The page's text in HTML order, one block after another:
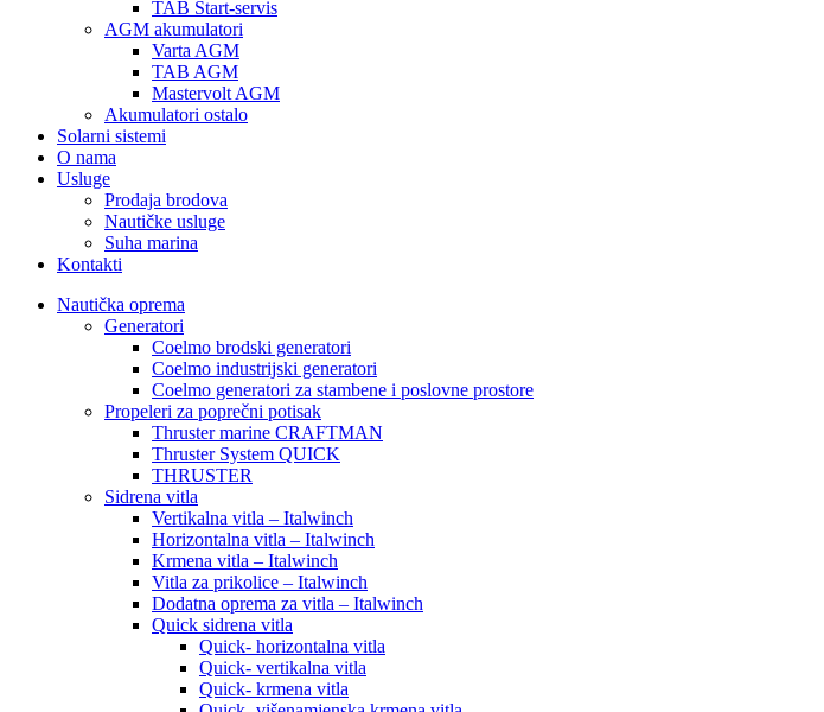
TAB Start-servis
AGM akumulatori
Varta AGM
TAB AGM
Mastervolt AGM
Akumulatori ostalo
Solarni sistemi
O nama
Usluge
Prodaja brodova
Nautičke usluge
Suha marina
Kontakti
Nautička oprema
Generatori
Coelmo brodski generatori
Coelmo industrijski generatori
Coelmo generatori za stambene i poslovne prostore
Propeleri za poprečni potisak
Thruster marine CRAFTMAN
Thruster System QUICK
THRUSTER
Sidrena vitla
Vertikalna vitla – Italwinch
Horizontalna vitla – Italwinch
Krmena vitla – Italwinch
Vitla za prikolice – Italwinch
Dodatna oprema za vitla – Italwinch
Quick sidrena vitla
Quick- horizontalna vitla
Quick- vertikalna vitla
Quick- krmena vitla